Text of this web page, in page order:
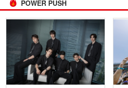
POWER PUSH